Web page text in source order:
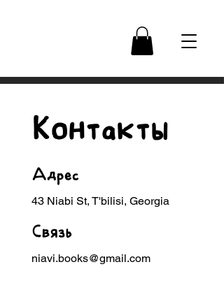
Контакты
Адрес
43 Niabi St, T'bilisi, Georgia
Cвязь
niavi.books@gmail.com